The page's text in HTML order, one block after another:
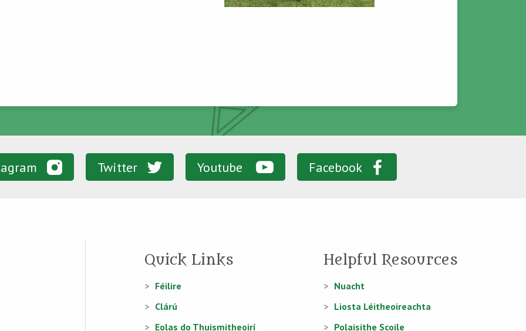
Twitter Youtube Facebook
Quick Links
Féilire
Clárú
Eolas do Thuismitheoirí
Helpful Resources
Nuacht
Liosta Léitheoireachta
Polaisithe Scoile